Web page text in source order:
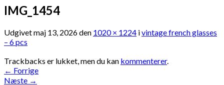
IMG_1454
Udgivetmaj 13, 2026den 1020 × 1224 ivintage french glasses
– 6 pcs
Trackbacks er lukket, men du kan kommenterer.
← Forrige
Næste →